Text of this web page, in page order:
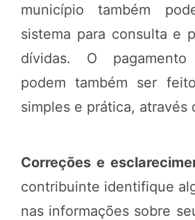
município também
sistema para consulta e
dívidas. O
podem também ser
simples e prática, através
Correções e
contribuinte identifique
nas informações sobre